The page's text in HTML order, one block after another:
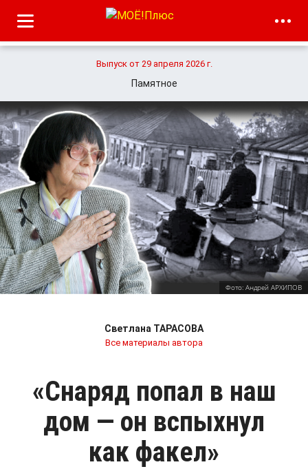
Выпуск от 29 апреля 2026 г.
Памятное
Фото: Андрей АРХИПОВ
Светлана ТАРАСОВА
Все материалы автора
«Снаряд попал в наш
дом — он вспыхнул
как факел»